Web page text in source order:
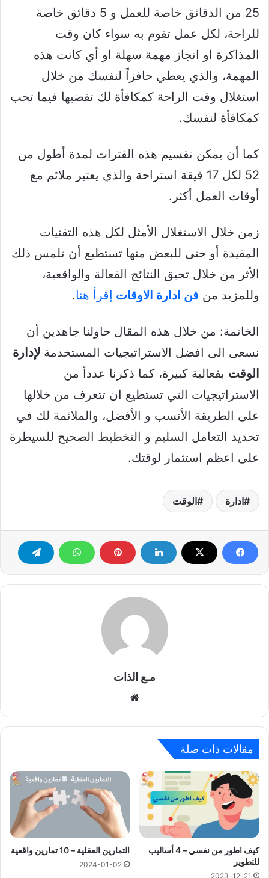
25 من الدقائق خاصة للعمل و 5 دقائق خاصة
للراحة، لكل عمل تقوم به سواء كان وقت
المذاكرة او انجاز مهمة سهلة او أي كانت هذه
المهمة، والذي يعطي حافزاً لنفسك من خلال
استغلال وقت الراحة كمكافأة لك تقضيها فيما تحب
كمكافأة لنفسك.
كما أن يمكن تقسيم هذه الفترات لمدة أطول من
52 لكل 17 قيقة استراحة والذي يعتبر ملائم مع
أوقات العمل أكثر.
زمن خلال الاستغلال الأمثل لكل هذه التقنيات
المفيدة أو حتى للبعض منها تستطيع أن تلمس ذلك
الأثر من خلال تحيق النتائج الفعالة والواقعية،
وللمزيد من فن ادارة الاوقات إقرأ هنا.
الخاتمة: من خلال هذه المقال حاولنا جاهدين أن
نسعى الى افضل الاستراتيجيات المستخدمة لإدارة
الوقت بفعالية كبيرة، كما ذكرنا عدداً من
الاستراتيجيات التي تستطيع ان تتعرف من خلالها
على الطريقة الأنسب و الأفضل، والملائمة لك في
تحديد التعامل السليم و التخطيط الصحيح للسيطرة
على اعظم استثمار لوقتك.
ادارة الوقت
مـع الذات
مقالات ذات صلة
كيف اطور من نفسي – 4 أساليب
للتطوير
2023-12-21
التمارين العقلية – 10 تمارين واقعية
2024-01-02